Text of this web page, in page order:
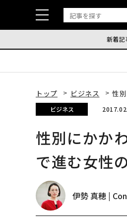
新着記
トップ ビジネス 性
ビジネス
性別にかか
で進む女性
伊勢 真穂 |